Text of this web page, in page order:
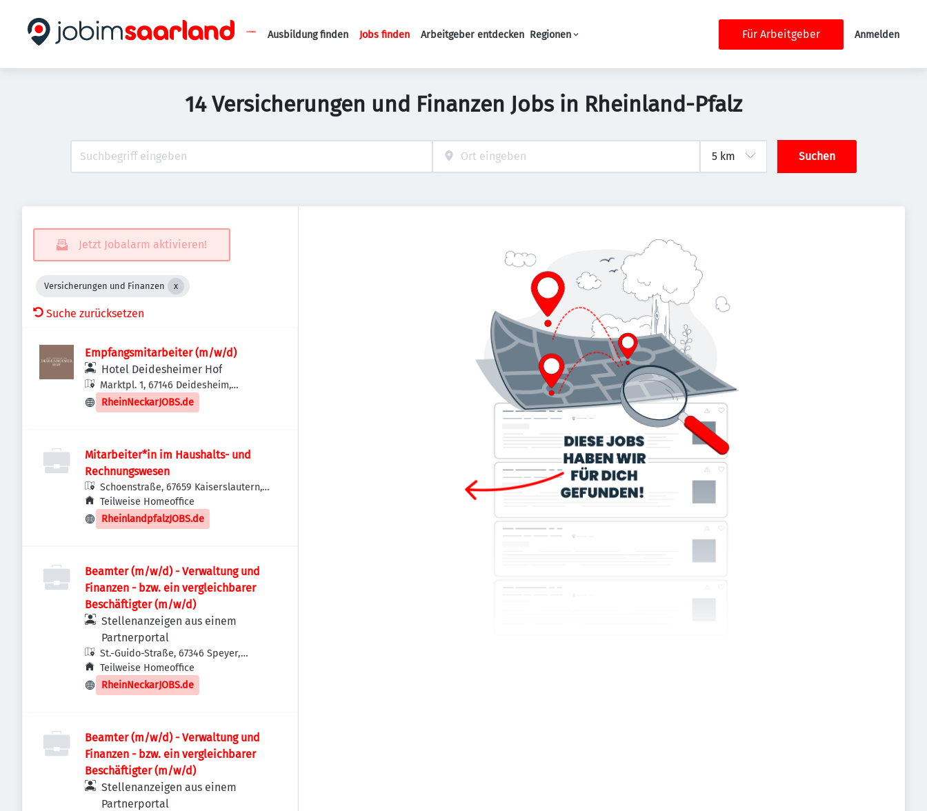
Haupt-Navigation
Ausbildung finden Jobs finden Arbeitgeber entdecken Regionen Für Arbeitgeber Anmelden
14 Versicherungen und Finanzen Jobs in Rheinland-Pfalz
Suchen
Jetzt Jobalarm aktivieren!
Versicherungen und Finanzen
Suche zurücksetzen
Empfangsmitarbeiter (m/w/d)
Hotel Deidesheimer Hof
Marktpl. 1, 67146 Deidesheim,
Deutschland
RheinNeckarJOBS.de
Mitarbeiter*in im Haushalts- und
Rechnungswesen
Schoenstraße, 67659 Kaiserslautern,
Deutschland
Teilweise Homeoffice
RheinlandpfalzJOBS.de
Beamter (m/w/d) - Verwaltung und
Finanzen - bzw. ein vergleichbarer
Beschäftigter (m/w/d)
Stellenanzeigen aus einem
Partnerportal
St.-Guido-Straße, 67346 Speyer,
Deutschland
Teilweise Homeoffice
RheinNeckarJOBS.de
Beamter (m/w/d) - Verwaltung und
Finanzen - bzw. ein vergleichbarer
Beschäftigter (m/w/d)
Stellenanzeigen aus einem
Partnerportal